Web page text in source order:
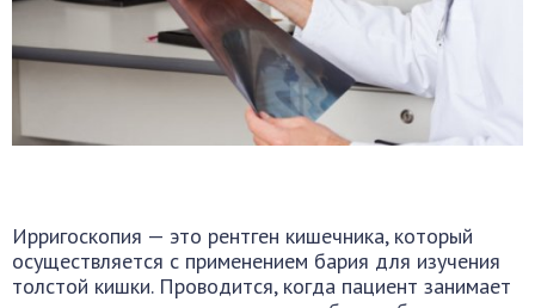
Ирригоскопия — это рентген кишечника, который
осуществляется с применением бария для изучения
толстой кишки. Проводится, когда пациент занимает